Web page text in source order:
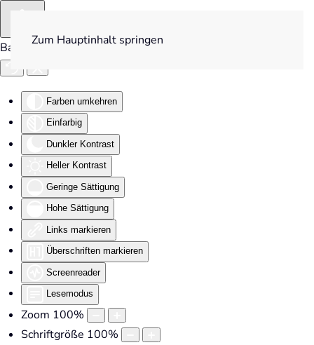
Barrierefreiheit
Farben umkehren
Einfarbig
Dunkler Kontrast
Heller Kontrast
Geringe Sättigung
Hohe Sättigung
Links markieren
Überschriften markieren
Screenreader
Lesemodus
Zoom 100%
Schriftgröße 100%
Zum Hauptinhalt springen